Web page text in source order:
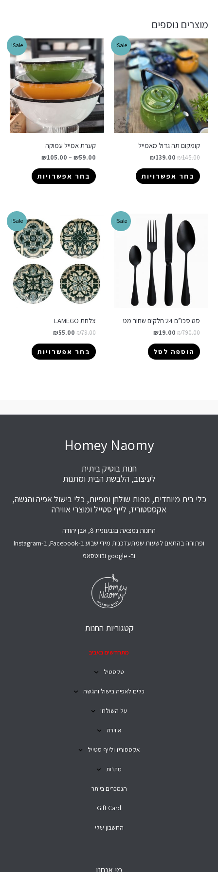
מוצרים נוספים
Sale!
קומקום תה גדול מאמייל
₪145.00
₪139.00
בחר אפשרויות
Sale!
קערת אמייל עמוקה
₪59.00
–
₪105.00
בחר אפשרויות
Sale!
סט סכו”ם 24 חלקים שחור מט
₪790.00
₪19.00
הוספה לסל
Sale!
צלחת LAMEGO
₪79.00
₪55.00
בחר אפשרויות
Homey Naomy
חנות בוטיק ביתית
לעיצוב, הלבשת הבית ומתנות
כלי בית מיוחדים, מפות שולחן ומפיות, כלי בישול אפיה והגשה,
אקססטוריז, לייף סטייל ומוצרי אווירה
החנות נמצאת בגבעונית 8, אבן יהודה
ופתוחה בהתאם לשעות שמתעדכנות מידי שבוע ב-Facebook, ב-Instagram
וב- google ובווטסאפ
קטגוריות החנות
מתחדשים באביב
טקסטיל
כלים לאפיה בישול והגשה
על השולחן
אווירה
אקססוריז ולייף סטייל
מתנות
הנמכרים ביותר
Gift Card
החשבון שלי
מי אנחנו